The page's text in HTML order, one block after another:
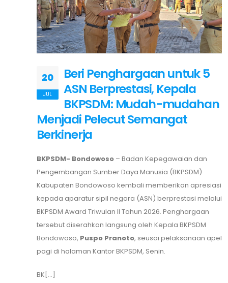
20
JUL
Beri Penghargaan untuk 5
ASN Berprestasi, Kepala
BKPSDM: Mudah-mudahan
Menjadi Pelecut Semangat
Berkinerja
BKPSDM- Bondowoso – Badan Kepegawaian dan
Pengembangan Sumber Daya Manusia (BKPSDM)
Kabupaten Bondowoso kembali memberikan apresiasi
kepada aparatur sipil negara (ASN) berprestasi melalui
BKPSDM Award Triwulan II Tahun 2026. Penghargaan
tersebut diserahkan langsung oleh Kepala BKPSDM
Bondowoso, Puspo Pranoto, seusai pelaksanaan apel
pagi di halaman Kantor BKPSDM, Senin.
BK[...]